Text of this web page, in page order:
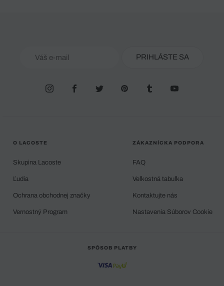
PRIHLÁSTE SA
O LACOSTE
Skupina Lacoste
Ľudia
Ochrana obchodnej značky
Vernostný Program
ZÁKAZNÍCKA PODPORA
FAQ
Veľkostná tabuľka
Kontaktujte nás
Nastavenia Súborov Cookie
SPÔSOB PLATBY